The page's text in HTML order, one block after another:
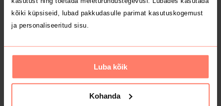
kõiki küpsiseid, lubad pakkudasulle parimat kasutuskogemust
ja personaliseeritud sisu.
Luba kõik
Kohanda